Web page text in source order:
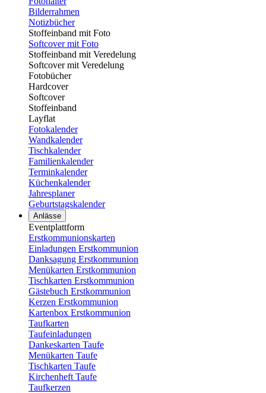
Bilderrahmen
Notizbücher
Stoffeinband mit Foto
Softcover mit Foto
Stoffeinband mit Veredelung
Softcover mit Veredelung
Fotobücher
Hardcover
Softcover
Stoffeinband
Layflat
Fotokalender
Wandkalender
Tischkalender
Familienkalender
Terminkalender
Küchenkalender
Jahresplaner
Geburtstagskalender
Anlässe
Eventplattform
Erstkommunionskarten
Einladungen Erstkommunion
Danksagung Erstkommunion
Menükarten Erstkommunion
Tischkarten Erstkommunion
Gästebuch Erstkommunion
Kerzen Erstkommunion
Kartenbox Erstkommunion
Taufkarten
Taufeinladungen
Dankeskarten Taufe
Menükarten Taufe
Tischkarten Taufe
Kirchenheft Taufe
Taufkerzen